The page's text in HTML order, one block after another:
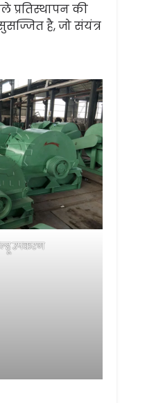
प्रतिस्थापन की
है, जो संयंत्र
उपकरण